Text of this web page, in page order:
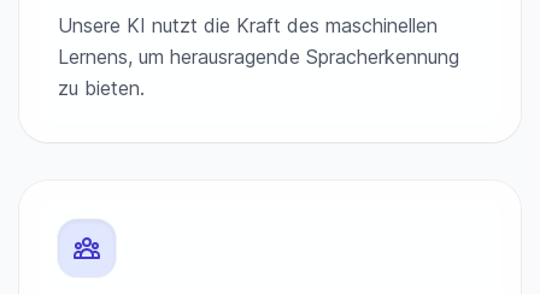
Unsere KI nutzt die Kraft des maschinellen
Lernens, um herausragende Spracherkennung
zu bieten.